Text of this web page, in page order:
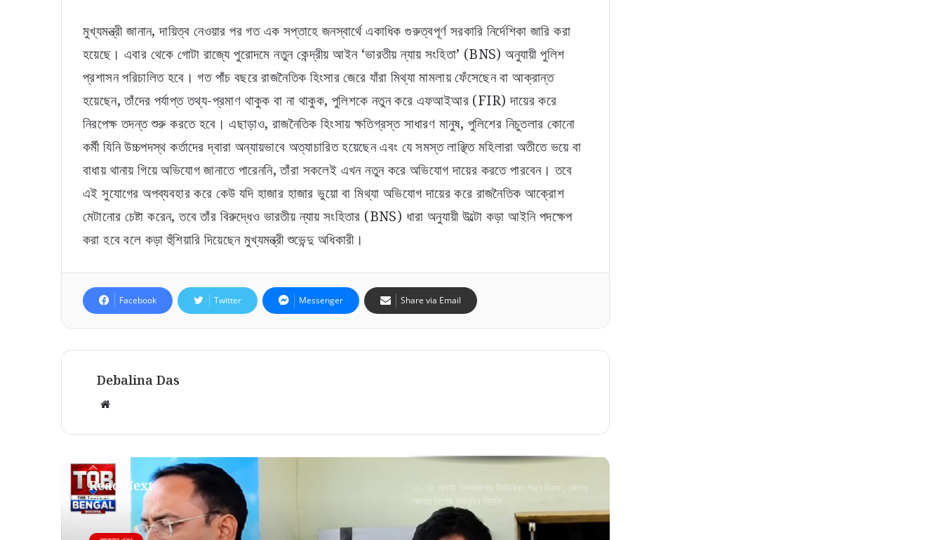
মুখ্যমন্ত্রী জানান, দায়িত্ব নেওয়ার পর গত এক সপ্তাহে জনস্বার্থে একাধিক গুরুত্বপূর্ণ সরকারি নির্দেশিকা জারি করা
হয়েছে। এবার থেকে গোটা রাজ্যে পুরোদমে নতুন কেন্দ্রীয় আইন ‘ভারতীয় ন্যায় সংহিতা’ (BNS) অনুযায়ী পুলিশ
প্রশাসন পরিচালিত হবে। গত পাঁচ বছরে রাজনৈতিক হিংসার জেরে যাঁরা মিথ্যা মামলায় ফেঁসেছেন বা আক্রান্ত
হয়েছেন, তাঁদের পর্যাপ্ত তথ্য-প্রমাণ থাকুক বা না থাকুক, পুলিশকে নতুন করে এফআইআর (FIR) দায়ের করে
নিরপেক্ষ তদন্ত শুরু করতে হবে। এছাড়াও, রাজনৈতিক হিংসায় ক্ষতিগ্রস্ত সাধারণ মানুষ, পুলিশের নিচুতলার কোনো
কর্মী যিনি উচ্চপদস্থ কর্তাদের দ্বারা অন্যায়ভাবে অত্যাচারিত হয়েছেন এবং যে সমস্ত লাঞ্ছিত মহিলারা অতীতে ভয়ে বা
বাধায় থানায় গিয়ে অভিযোগ জানাতে পারেননি, তাঁরা সকলেই এখন নতুন করে অভিযোগ দায়ের করতে পারবেন। তবে
এই সুযোগের অপব্যবহার করে কেউ যদি হাজার হাজার ভুয়ো বা মিথ্যা অভিযোগ দায়ের করে রাজনৈতিক আক্রোশ
মেটানোর চেষ্টা করেন, তবে তাঁর বিরুদ্ধেও ভারতীয় ন্যায় সংহিতার (BNS) ধারা অনুযায়ী উল্টো কড়া আইনি পদক্ষেপ
করা হবে বলে কড়া হুঁশিয়ারি দিয়েছেন মুখ্যমন্ত্রী শুভেন্দু অধিকারী।
Facebook Twitter Messenger Share via Email
Debalina Das
Website
Read Next
তোলাবাজিসহ একাধিক অভিযোগ! গ্রেফতার নৈহাটির
প্রাক্তন তৃণমূল বিধায়ক সনৎ দে
খুদে পড়ুয়াদের জন্য সুখবর! স্কুলে সপ্তাহে ২ দিন মিলবে
ঘুষ নিতে গিয়ে ফাঁদে! জামবনিতে দুর্নীতি দমন শাখার জালে
বিডিও অফিসের সাব অ্যাসিস্ট্যান্ট ইঞ্জিনিয়ার
জেলায় বিশেষ কর্মসূচির নির্দেশ
তোলাবাজিসহ একাধিক অভিযোগ! গ্রেফতার নৈহাটির
প্রাক্তন তৃণমূল বিধায়ক সনৎ দে